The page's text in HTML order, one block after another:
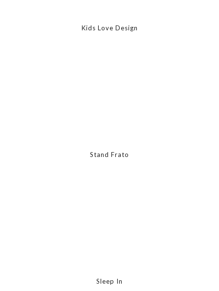
Kids Love Design
Stand Frato
Sleep In